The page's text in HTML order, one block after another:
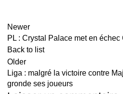
Newer
PL : Crystal Palace met en échec
Back to list
Older
Liga : malgré la victoire contre
gronde ses joueurs